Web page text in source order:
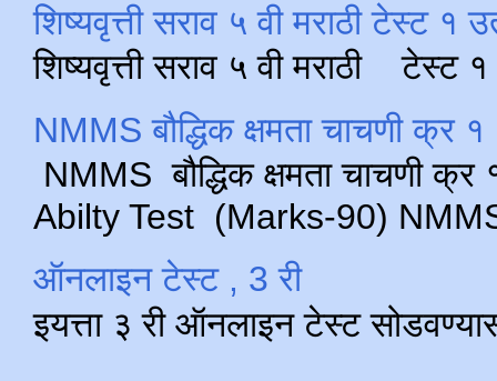
शिष्यवृत्ती सराव ५ वी मराठी टेस्ट १
शिष्यवृत्ती सराव ५ वी मराठी टेस्ट
NMMS बौद्धिक क्षमता चाचणी क्र
NMMS बौद्धिक क्षमता चाचणी
Abilty Test (Marks-90) NMMS
ऑनलाइन टेस्ट , 3 री
इयत्ता ३ री ऑनलाइन टेस्ट